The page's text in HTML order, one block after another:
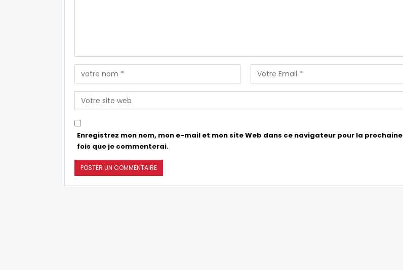
Enregistrez mon nom, mon e-mail et mon site Web dans ce navigateur pour la prochaine
fois que je commenterai.